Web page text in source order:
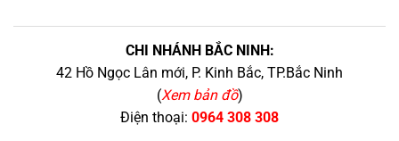
CHI NHÁNH BẮC NINH:
42 Hồ Ngọc Lân mới, P. Kinh Bắc, TP.Bắc Ninh
(Xem bản đồ)
Điện thoại: 0964 308 308